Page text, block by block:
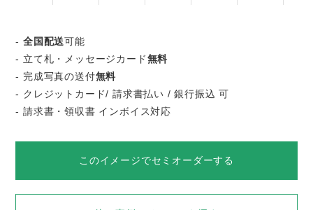
-全国配送可能
- 立て札・メッセージカード無料
- 完成写真の送付無料
- クレジットカード/ 請求書払い / 銀行振込 可
- 請求書・領収書 インボイス対応
このイメージでセミオーダーする